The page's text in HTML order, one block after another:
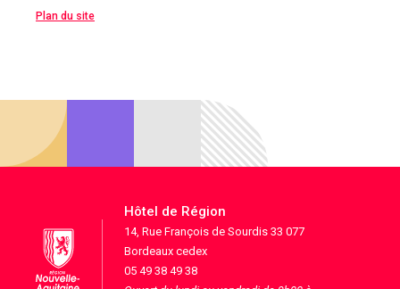
Plan du site
Hôtel de Région
14, Rue François de Sourdis 33 077
Bordeaux cedex
05 49 38 49 38